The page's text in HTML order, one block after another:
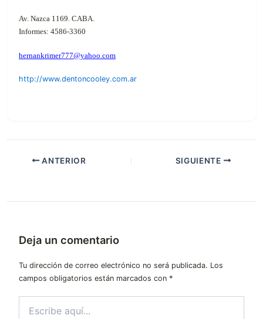
Av. Nazca 1169. CABA.
Informes: 4586-3360
hernankrimer777@yahoo.com
http://www.dentoncooley.com.ar
ANTERIOR SIGUIENTE
Deja un comentario
Tu dirección de correo electrónico no será publicada. Los
campos obligatorios están marcados con *
aquí...